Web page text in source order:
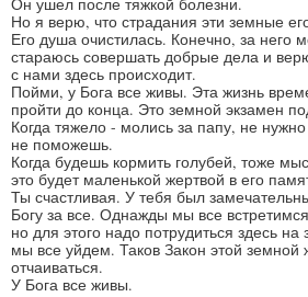
Он ушел после тяжкой болезни.
Но я верю, что страдания эти земные
Его душа очистилась. Конечно, за него
стараюсь совершать добрые дела и
с нами здесь происходит.
Пойми, у Бога все живы. Эта жизнь
пройти до конца. Это земной экзамен
Когда тяжело - молись за папу, не
не поможешь.
Когда будешь кормить голубей, тоже
это будет маленькой жертвой в его
Ты счастливая. У тебя был
Богу за все. Однажды мы все
но для этого надо потрудиться здесь
мы все уйдем. Таков Закон этой
отчаиваться.
У Бога все живы.